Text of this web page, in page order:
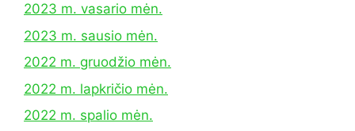
2023 m. vasario mėn.
2023 m. sausio mėn.
2022 m. gruodžio mėn.
2022 m. lapkričio mėn.
2022 m. spalio mėn.